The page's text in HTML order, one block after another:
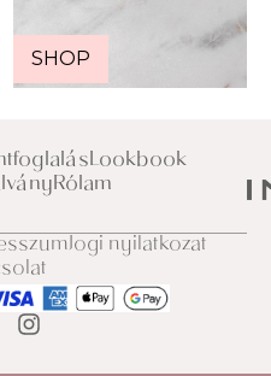
SHOP
Lookbook
Rólam
Jogi nyilatkozat